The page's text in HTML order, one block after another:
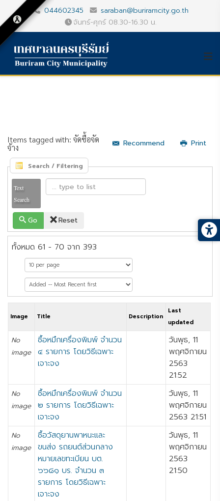
044602345
saraban@buriramcity.go.th
จันทร์-ศุกร์ 08.30-16.30 น.
Recommend Print
Items tagged with: จัดซื้อจัด
จ้าง
Search / Filtering
Text
Search
Go Reset
ทั้งหมด 61 - 70 จาก 393
Image Title Description
Last
updated
No
image
ซื้อหมึกเครื่องพิมพ์ จำนวน
๔ รายการ โดยวิธีเฉพาะ
เจาะจง
วันพุธ, 11
พฤศจิกายน
2563
21:52
No
image
ซื้อหมึกเครื่องพิมพ์ จำนวน
๒ รายการ โดยวิธีเฉพาะ
เจาะจง
วันพุธ, 11
พฤศจิกายน
2563 21:51
No
image
ซื้อวัสดุยานพาหนะและ
ขนส่ง รถยนต์ส่วนกลาง
หมายเลขทะเบียน บต.
๖๖๘๑ บร. จำนวน ๓
รายการ โดยวิธีเฉพาะ
เจาะจง
วันพุธ, 11
พฤศจิกายน
2563
21:50